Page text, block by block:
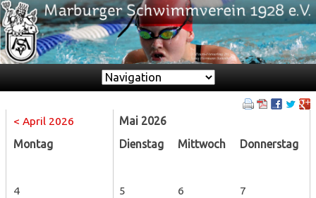
Zielseite
Mai 2026
Dienstag
Mittwoch Donnerstag
5
6 7
< April 2026
Montag
4